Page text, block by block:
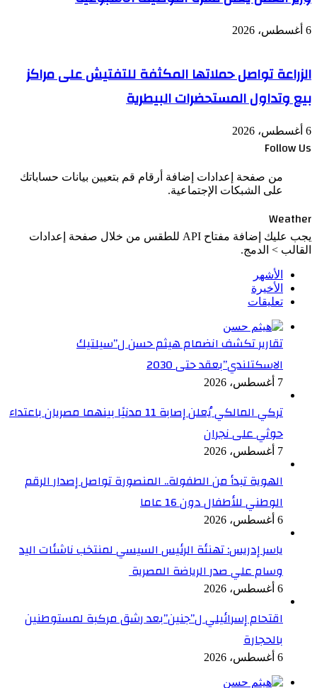
6 أغسطس، 2026
الزراعة تواصل حملاتها المكثفة للتفتيش على مراكز
بيع وتداول المستحضرات البيطرية
6 أغسطس، 2026
Follow Us
من صفحة إعدادات إضافة أرقام قم بتعيين بيانات حساباتك
على الشبكات الإجتماعية.
Weather
يجب عليك إضافة مفتاح API للطقس من خلال صفحة إعدادات
القالب > الدمج.
الأشهر
الأخيرة
تعليقات
تقارير تكشف انضمام هيثم حسن ل”سيلتيك
الاسكتلندي”بعقد حتى 2030
7 أغسطس، 2026
تركي المالكي يُعلن إصابة 11 مدنيًا بينهما مصريان باعتداء
حوثي على نجران
7 أغسطس، 2026
الهوية تبدأ من الطفولة.. المنصورة تواصل إصدار الرقم
الوطني للأطفال دون 16 عاما
6 أغسطس، 2026
ياسر إدريس: تهنئة الرئيس السيسي لمنتخب ناشئات اليد
وسام علي صدر الرياضة المصرية
6 أغسطس، 2026
اقتحام إسرائيلي ل”جنين”بعد رشق مركبة لمستوطنين
بالحجارة
6 أغسطس، 2026